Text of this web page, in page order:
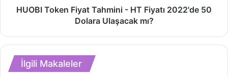
Muazzam
Getiriler
Token
Tahmini
-
HT
Fiyatı
HUOBI Token Fiyat Tahmini - HT Fiyatı 2022'de 50
Dolara Ulaşacak mı?
İlgili Makaleler